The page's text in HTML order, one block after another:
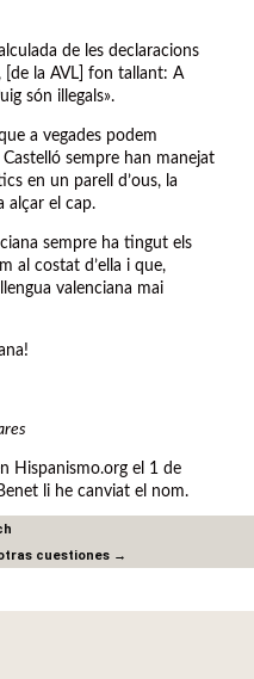
de les declaracions
[de la AVL] fon tallant: A
són illegals».
a vegades podem
sempre han manejat
en un parell d’ous, la
alçar el cap.
sempre ha tingut els
al costat d’ella i que,
valenciana mai
Hispanismo.org el 1 de
li he canviat el nom.
cuestiones →